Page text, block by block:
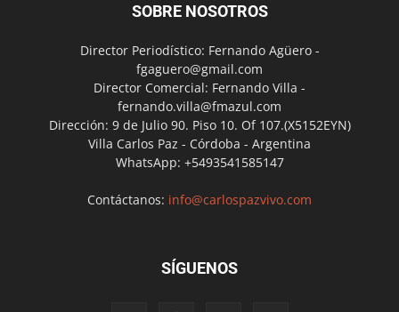
SOBRE NOSOTROS
Director Periodístico: Fernando Agüero -
fgaguero@gmail.com
Director Comercial: Fernando Villa -
fernando.villa@fmazul.com
Dirección: 9 de Julio 90. Piso 10. Of 107.(X5152EYN)
Villa Carlos Paz - Córdoba - Argentina
WhatsApp: +5493541585147
Contáctanos: info@carlospazvivo.com
SÍGUENOS